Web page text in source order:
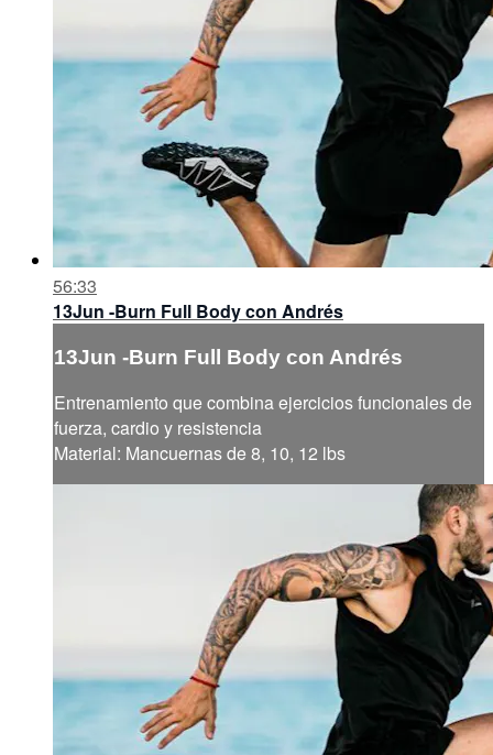
56:33
13Jun -Burn Full Body con Andrés
13Jun -Burn Full Body con Andrés
Entrenamiento que combina ejercicios funcionales de
fuerza, cardio y resistencia
Material: Mancuernas de 8, 10, 12 lbs